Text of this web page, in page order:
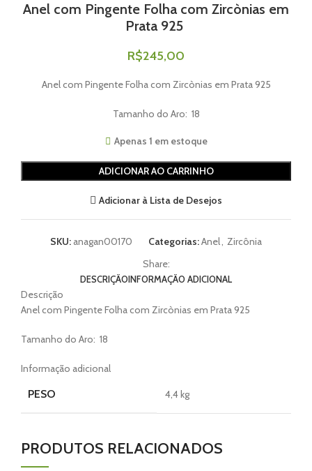
Anel com Pingente Folha com Zircònias em
Prata 925
R$245,00
Anel com Pingente Folha com Zircònias em Prata 925
Tamanho do Aro: 18
Apenas 1 em estoque
ADICIONAR AO CARRINHO
Adicionar à Lista de Desejos
SKU: anagan00170 Categorias:Anel, Zircônia
Share:
DESCRIÇÃOINFORMAÇÃO ADICIONAL
Descrição
Anel com Pingente Folha com Zircònias em Prata 925
Tamanho do Aro: 18
Informação adicional
PESO 4,4 kg
PRODUTOS RELACIONADOS